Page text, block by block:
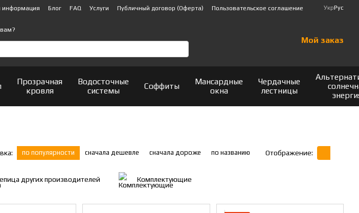
информация Блог FAQ Услуги Публичный договор (Оферта)
Пользовательское соглашение
УкрРус
Мой заказ
Прозрачная
кровля
Водосточные
системы
Соффиты
Мансардные
окна
Чердачные
лестницы
по популярности сначала дешевле сначала дороже по названию Отображение:
других производителей Комплектующие